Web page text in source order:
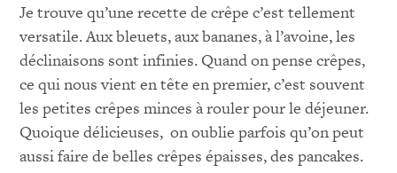
Je trouve qu’une recette de crêpe c’est tellement
versatile. Aux bleuets, aux bananes, à l’avoine, les
déclinaisons sont infinies. Quand on pense crêpes,
ce qui nous vient en tête en premier, c’est souvent
les petites crêpes minces à rouler pour le déjeuner.
Quoique délicieuses, on oublie parfois qu’on peut
aussi faire de belles crêpes épaisses, des pancakes.